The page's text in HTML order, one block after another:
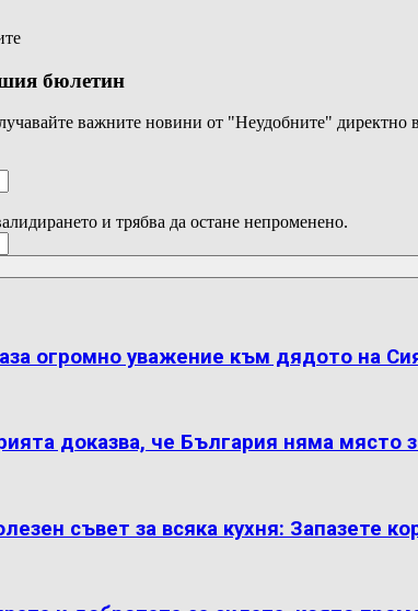
бюлетин
важните новини от "Неудобните" директно
и трябва да остане непроменено.
огромно уважение към дядото на
доказва, че България няма място
съвет за всяка кухня: Запазете